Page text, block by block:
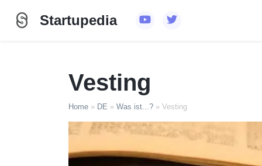
Startupedia
Vesting
Home » DE » Was ist...? » Vesting